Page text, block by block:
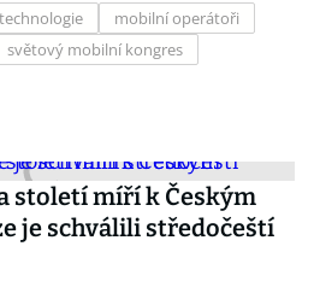
mobilní operátoři
světový mobilní kongres
století míří k Českým
je schválili středočeští